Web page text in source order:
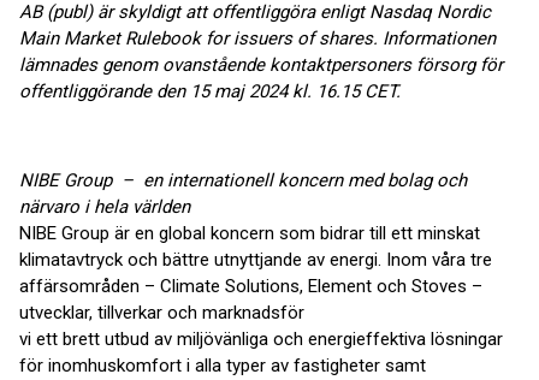
AB (publ) är skyldigt att offentliggöra enligtNasdaq Nordic
Main Market Rulebook for issuers of shares. Informationen
lämnades genom ovanstående kontaktpersoners försorg för
offentliggörande den 15 maj 2024 kl. 16.15 CET.
NIBE Group – en internationell koncern med bolag och
närvaro i hela världen
NIBE Group är en global koncern som bidrar till ett minskat
klimatavtryck och bättre utnyttjande av energi. Inom våra tre
affärsområden – Climate Solutions, Element och Stoves –
utvecklar, tillverkar och marknadsför
vi ett brett utbud av miljövänliga och energieffektiva lösningar
för inomhuskomfort i alla typer av fastigheter samt